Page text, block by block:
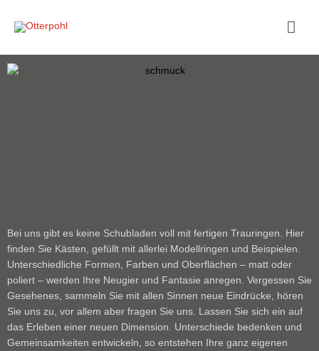
Inhalt
Bei uns gibt es keine Schubladen voll mit fertigen Trauringen. Hier
finden Sie Kästen, gefüllt mit allerlei Modellringen und Beispielen.
Unterschiedliche Formen, Farben und Oberflächen – matt oder
poliert – werden Ihre Neugier und Fantasie anregen. Vergessen Sie
Gesehenes, sammeln Sie mit allen Sinnen neue Eindrücke, hören
Sie uns zu, vor allem aber fragen Sie uns. Lassen Sie sich ein auf
das Erleben einer neuen Dimension. Unterschiede bedenken und
Gemeinsamkeiten entwickeln, so entstehen Ihre ganz eigenen